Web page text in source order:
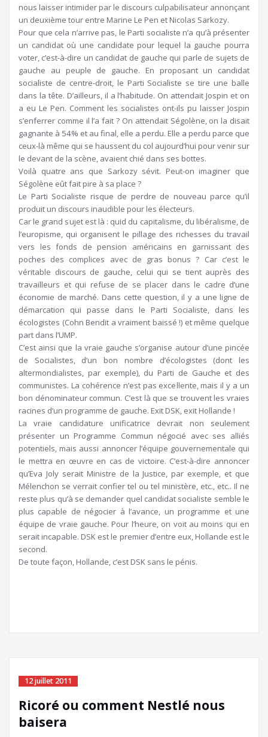
nous laisser intimider par le discours culpabilisateur annonçant
un deuxième tour entre Marine Le Pen et Nicolas Sarkozy.
Pour que cela n’arrive pas, le Parti socialiste n’a qu’à présenter
un candidat où une candidate pour lequel la gauche pourra
voter, c’est-à-dire un candidat de gauche qui parle de sujets de
gauche au peuple de gauche. En proposant un candidat
socialiste de centre-droit, le Parti Socialiste se tire une balle
dans la tête. D’ailleurs, il a l’habitude. On attendait Jospin et on
a eu Le Pen. Comment les socialistes ont-ils pu laisser Jospin
s’enferrer comme il l’a fait ? On attendait Ségolène, on la disait
gagnante à 54% et au final, elle a perdu. Elle a perdu parce que
ceux-là même qui se haussent du col aujourd’hui pour venir sur
le devant de la scène, avaient chié dans ses bottes.
Voilà quatre ans que Sarkozy sévit. Peut-on imaginer que
Ségolène eût fait pire à sa place ?
Le Parti Socialiste risque de perdre de nouveau parce qu’il
produit un discours inaudible pour les électeurs.
Car le grand sujet est là : quid du capitalisme, du libéralisme, de
l’europisme, qui organisent le pillage des richesses du travail
vers les fonds de pension américains en garnissant des
poches des complices avec de gras bonus ? Car c’est le
véritable discours de gauche, celui qui se tient auprès des
travailleurs et qui refuse de se placer dans le cadre d’une
économie de marché. Dans cette question, il y a une ligne de
démarcation qui passe dans le Parti Socialiste, dans les
écologistes (Cohn Bendit a vraiment baissé !) et même quelque
part dans l’UMP.
C’est ainsi que la vraie gauche s’organise autour d’une pincée
de Socialistes, d’un bon nombre d’écologistes (dont les
altermondialistes, par exemple), du Parti de Gauche et des
communistes. La cohérence n’est pas excellente, mais il y a un
bon dénominateur commun. C’est là que se trouvent les vraies
racines d’un programme de gauche. Exit DSK, exit Hollande !
La vraie candidature unificatrice devrait non seulement
présenter un Programme Commun négocié avec ses alliés
potentiels, mais aussi annoncer l’équipe gouvernementale qui
le mettra en œuvre en cas de victoire. C’est-à-dire annoncer
qu’Eva Joly serait Ministre de la Justice, par exemple, et que
Mélenchon se verrait confier tel ou tel ministère, etc., etc.. Il ne
reste plus qu’à se demander quel candidat socialiste semble le
plus capable de négocier à l’avance, un programme et une
équipe de vraie gauche. Pour l’heure, on voit au moins qui en
serait incapable. DSK est le premier d’entre eux, Hollande est le
second.
De toute façon, Hollande, c’est DSK sans le pénis.
12 juillet 2011
Ricoré ou comment Nestlé nous
baisera